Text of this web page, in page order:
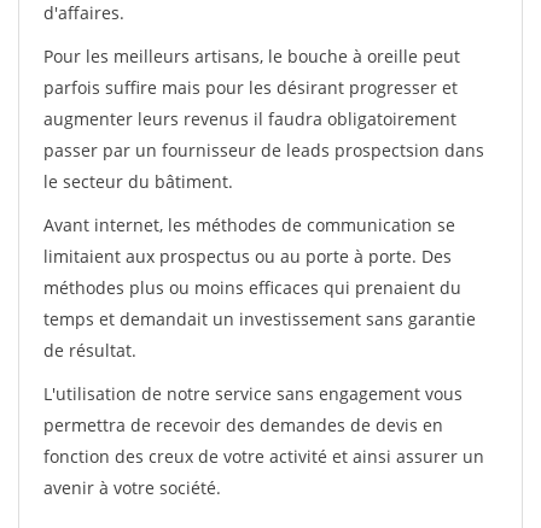
d'affaires.
Pour les meilleurs artisans, le bouche à oreille peut
parfois suffire mais pour les désirant progresser et
augmenter leurs revenus il faudra obligatoirement
passer par un fournisseur de leads prospectsion dans
le secteur du bâtiment.
Avant internet, les méthodes de communication se
limitaient aux prospectus ou au porte à porte. Des
méthodes plus ou moins efficaces qui prenaient du
temps et demandait un investissement sans garantie
de résultat.
L'utilisation de notre service sans engagement vous
permettra de recevoir des demandes de devis en
fonction des creux de votre activité et ainsi assurer un
avenir à votre société.